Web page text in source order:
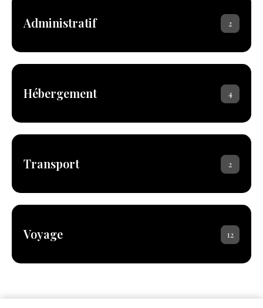
Administratif 2
Hébergement 4
Transport 2
Voyage 12